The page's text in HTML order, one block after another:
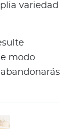
variedad
modo